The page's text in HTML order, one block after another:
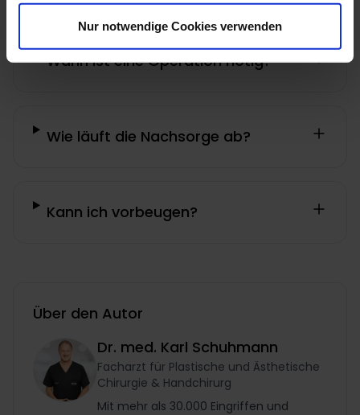
Nur notwendige Cookies verwenden
Wann ist eine Operation nötig?
Wie läuft die Nachsorge ab?
Kann ich vorbeugen?
Über den Autor
Dr. med. Karl Schuhmann
Facharzt für Plastische und Ästhetische
Chirurgie & Handchirurg
Mit mehr als 30.000 Eingriffen und